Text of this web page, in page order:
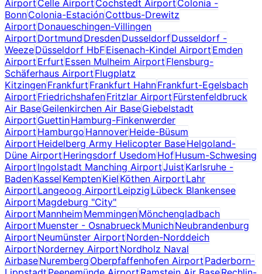
Airport Celle Airport Cochstedt Airport Colonia -
BonnColonia-EstaciónCottbus-Drewitz
Airport Donaueschingen-Villingen
Airport Dortmund DresdenDusseldorfDusseldorf -
WeezeDüsseldorf HbFEisenach-Kindel Airport Emden
Airport Erfurt Essen Mulheim Airport Flensburg-
Schäferhaus Airport Flugplatz
KitzingenFrankfurt Frankfurt HahnFrankfurt-Egelsbach
Airport FriedrichshafenFritzlar Airport Fürstenfeldbruck
Air BaseGeilenkirchen Air BaseGiebelstadt
Airport GuettinHamburg-Finkenwerder
Airport Hamburgo HannoverHeide-Büsum
Airport Heidelberg Army Helicopter BaseHelgoland-
Düne Airport Heringsdorf Usedom HofHusum-Schwesing
Airport Ingolstadt Manching AirportJuist Karlsruhe -
BadenKassel KemptenKiel Köthen Airport Lahr
Airport Langeoog Airport Leipzig Lübeck Blankensee
Airport Magdeburg "City"
Airport Mannheim MemmingenMönchengladbach
Airport Muenster - Osnabrueck MunichNeubrandenburg
Airport Neumünster Airport Norden-Norddeich
Airport Norderney Airport Nordholz Naval
AirbaseNuremberg Oberpfaffenhofen Airport Paderborn-